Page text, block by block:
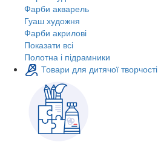
Фарби акварель
Гуаш художня
Фарби акрилові
Показати всі
Полотна і підрамники
Товари для дитячої творчості